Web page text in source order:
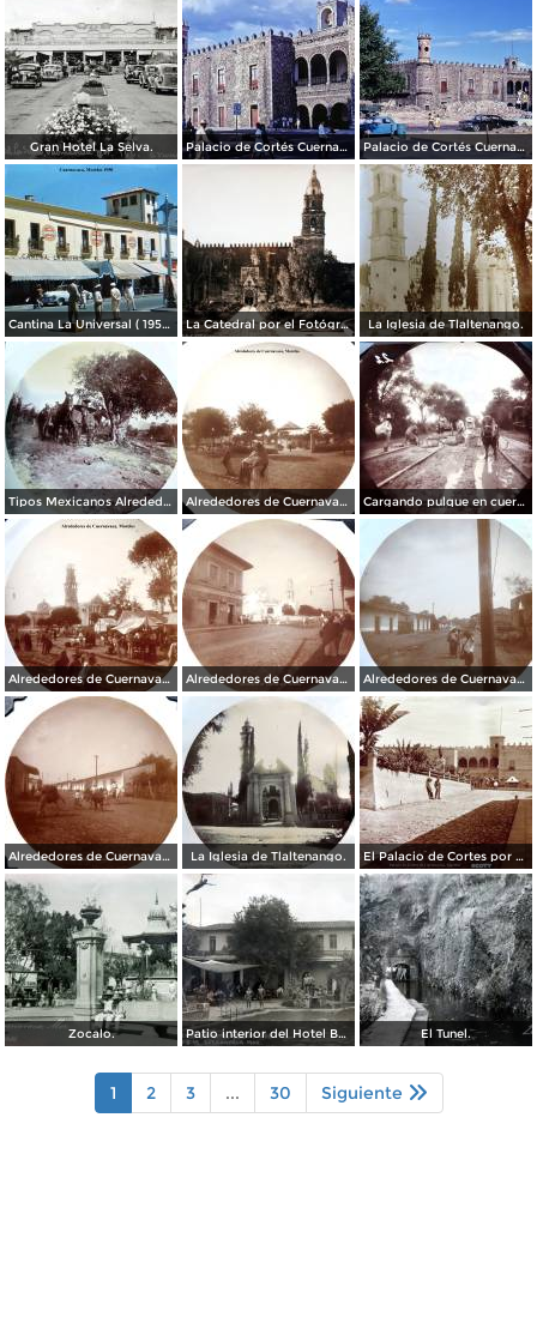
Gran Hotel La Selva. Palacio de Cortés Cuernavaca Morelos 1967 Palacio de Cortés Cuernavaca Morelos 1967
Cantina La Universal ( 1950 ). La Catedral por el Fotógrafo Hugo Brehme. La Iglesia de Tlaltenango.
Tipos Mexicanos Alrededores de Cuernavaca Morelos.. Alrededores de Cuernavaca Morelos. Cargando pulque en cueros de puerco Alrededores de Cuernavaca Morelos.
Alrededores de Cuernavaca Morelos. Alrededores de Cuernavaca Morelos. Alrededores de Cuernavaca Morelos.
Alrededores de Cuernavaca Morelos. La Iglesia de Tlaltenango. El Palacio de Cortes por el Fotógrafo Windfield Scott.
Zocalo. Patio interior del Hotel Banos y Lido, El Tunel.
1 2 3 ... 30 Siguiente